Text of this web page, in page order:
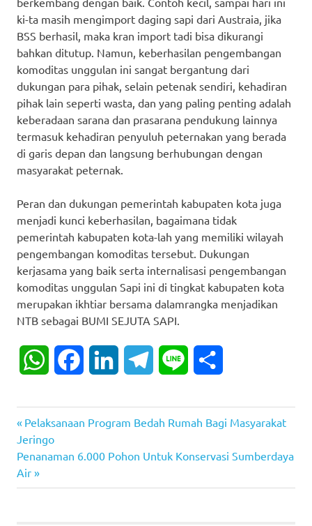
ki-ta masih mengimport daging sapi dari Austraia, jika
BSS berhasil, maka kran import tadi bisa dikurangi
bahkan ditutup. Namun, keberhasilan pengembangan
komoditas unggulan ini sangat bergantung dari
dukungan para pihak, selain petenak sendiri, kehadiran
pihak lain seperti wasta, dan yang paling penting adalah
keberadaan sarana dan prasarana pendukung lainnya
termasuk kehadiran penyuluh peternakan yang berada
di garis depan dan langsung berhubungan dengan
masyarakat peternak.
Peran dan dukungan pemerintah kabupaten kota juga
menjadi kunci keberhasilan, bagaimana tidak
pemerintah kabupaten kota-lah yang memiliki wilayah
pengembangan komoditas tersebut. Dukungan
kerjasama yang baik serta internalisasi pengembangan
komoditas unggulan Sapi ini di tingkat kabupaten kota
merupakan ikhtiar bersama dalamrangka menjadikan
NTB sebagai BUMI SEJUTA SAPI.
WhatsAppFacebookLinkedIn TelegramLine
Post
navigation
Previous
Post:
Pelaksanaan Program Bedah Rumah Bagi Masyarakat
Jeringo
Next
Post:
Penanaman 6.000 Pohon Untuk Konservasi Sumberdaya
Air